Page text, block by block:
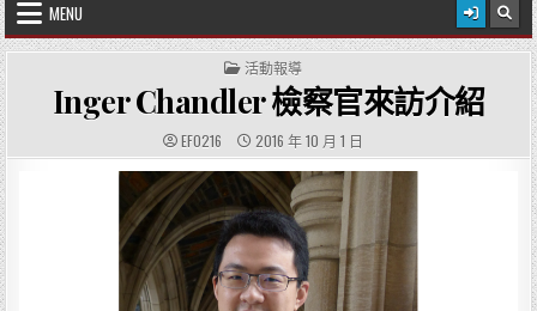
MENU
POSTED IN
活動報導
Inger Chandler 檢察官來訪介紹
AUTHOR:
EF0216 PUBLISHED DATE:
2016 年 10 月 1 日